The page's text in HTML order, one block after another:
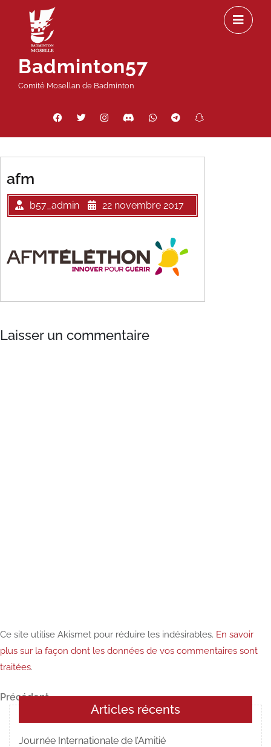
contenu
Badminton57
Comité Mosellan de Badminton
Facebook
Twitter InstagramDiscordWhatsAppTelegram
afm
b57_admin 22 novembre 2017
Laisser un commentaire
Ce site utilise Akismet pour réduire les indésirables. En savoir
plus sur la façon dont les données de vos commentaires sont
traitées.
Navigation
de
l’article
Article
précédent
Précédent
Articles récents
Journée Internationale de l’Amitié